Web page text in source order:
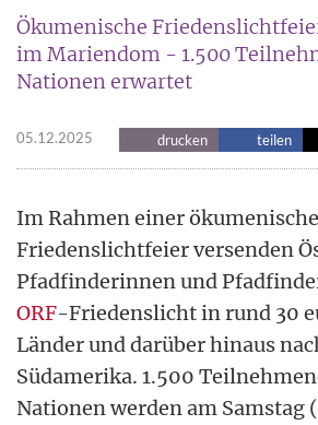
Ökumenische
im Mariendom - 1.500
Nationen erwartet
05.12.2025 drucken teilen
Im Rahmen einer
Friedenslichtfeier versenden
Pfadfinderinnen und
ORF-Friedenslicht in rund 30
Länder und darüber hinaus
Südamerika. 1.500
Nationen werden am Samstag